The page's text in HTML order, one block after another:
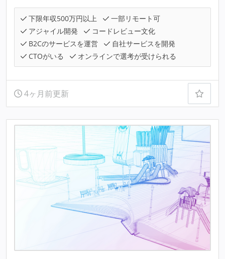
下限年収500万円以上
一部リモート可
アジャイル開発
コードレビュー文化
B2Cのサービスを運営
自社サービスを開発
CTOがいる
オンラインで選考が受けられる
4ヶ月前更新